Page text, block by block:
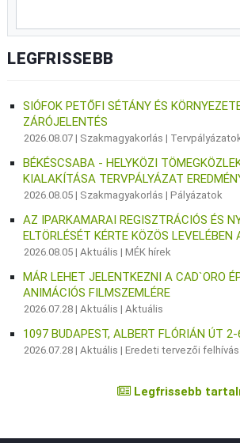
LEGFRISSEBB
SIÓFOK PETŐFI SÉTÁNY ÉS
ZÁRÓJELENTÉS
2026.08.07 | Szakmagyakorlás |
BÉKÉSCSABA - HELYKÖZI
KIALAKÍTÁSA TERVPÁLYÁZAT
2026.08.05 | Szakmagyakorlás |Pályázatok
AZ IPARKAMARAI REGISZTRÁCIÓS ÉS
ELTÖRLÉSÉT KÉRTE KÖZÖS
2026.08.05 |Aktuális |MÉK hírek
MÁR LEHET JELENTKEZNI A CAD`ORO
ANIMÁCIÓS FILMSZEMLÉRE
2026.07.28 |Aktuális |Aktuális
1097 BUDAPEST, ALBERT FLÓRIÁN ÚT 2-
2026.07.28 |Aktuális |Eredeti tervezői felhívás
Legfrissebb